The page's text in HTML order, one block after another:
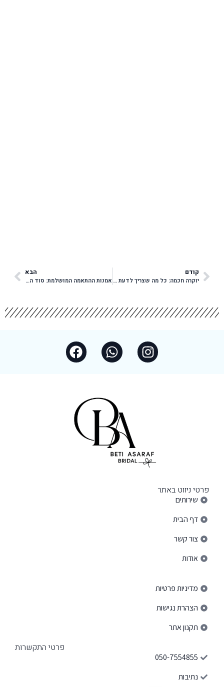
קודם
יוקרה חכמה: כל מה שצריך לדעת על השכרת שמלות כלה
הבא
אמנות ההתאמה המושלמת: סוד הביטחון ביום החתונה
פרטי ניווט באתר
שירותים
דף הבית
צור קשר
אודות
מדיניות פרטיות
הצהרת נגישות
תקנון אתר
פרטי התקשרות
050-7554855
נתיבות